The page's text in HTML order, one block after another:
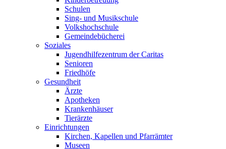
Schulen
Sing- und Musikschule
Volkshochschule
Gemeindebücherei
Soziales
Jugendhilfezentrum der Caritas
Senioren
Friedhöfe
Gesundheit
Ärzte
Apotheken
Krankenhäuser
Tierärzte
Einrichtungen
Kirchen, Kapellen und Pfarrämter
Museen